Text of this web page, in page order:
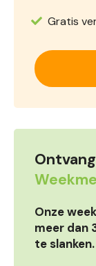
Gratis
Onze
meer dan
te slanken.